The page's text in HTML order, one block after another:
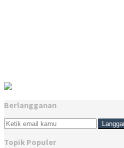
Berlangganan
Topik Populer